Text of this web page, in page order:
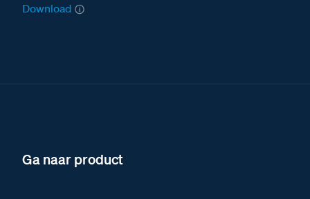
Download
Ga naar product